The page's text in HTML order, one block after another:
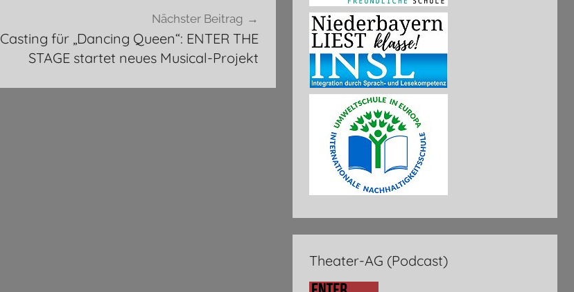
Nächster Beitrag
Casting für „Dancing Queen“: ENTER THE
STAGE startet neues Musical-Projekt
Theater-AG (Podcast)